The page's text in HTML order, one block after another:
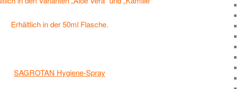
Erhältlich in der 50ml Flasche.
SAGROTAN Hygiene-Spray